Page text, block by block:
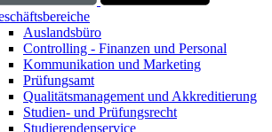
Auslandsbüro
Controlling - Finanzen und Personal
Kommunikation und Marketing
Prüfungsamt
Qualitätsmanagement und Akkreditierung
Studien- und Prüfungsrecht
Studierendenservice